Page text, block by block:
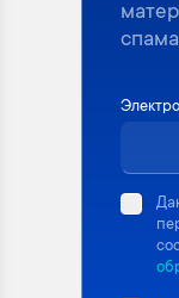
спама